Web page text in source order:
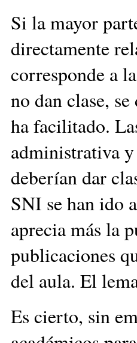
Si la mayor
directamente
corresponde a
no dan clase,
ha facilitado.
administrativa
deberían dar
SNI se han ido
aprecia más la
publicaciones
del aula. El
Es cierto, sin